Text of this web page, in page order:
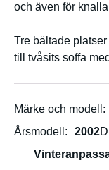
och även för
Tre bältade
till tvåsits soffa
Märke och modell
Årsmodell
2002